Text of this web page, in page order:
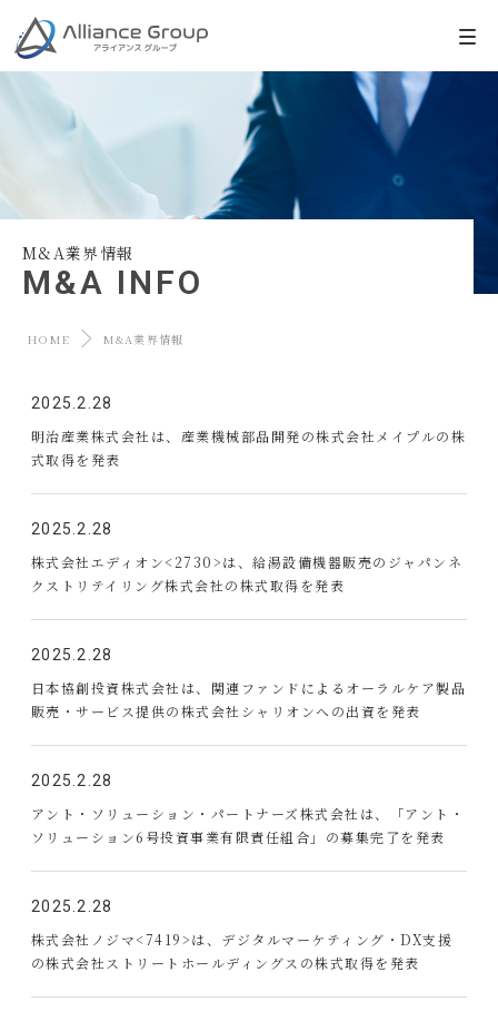
M&A業界情報
M&A INFO
HOME M&A業界情報
2025.2.28
明治産業株式会社は、産業機械部品開発の株式会社メイプルの株
式取得を発表
2025.2.28
株式会社エディオン<2730>は、給湯設備機器販売のジャパンネ
クストリテイリング株式会社の株式取得を発表
2025.2.28
日本協創投資株式会社は、関連ファンドによるオーラルケア製品
販売・サービス提供の株式会社シャリオンへの出資を発表
2025.2.28
アント・ソリューション・パートナーズ株式会社は、「アント・
ソリューション6号投資事業有限責任組合」の募集完了を発表
2025.2.28
株式会社ノジマ<7419>は、デジタルマーケティング・DX支援
の株式会社ストリートホールディングスの株式取得を発表